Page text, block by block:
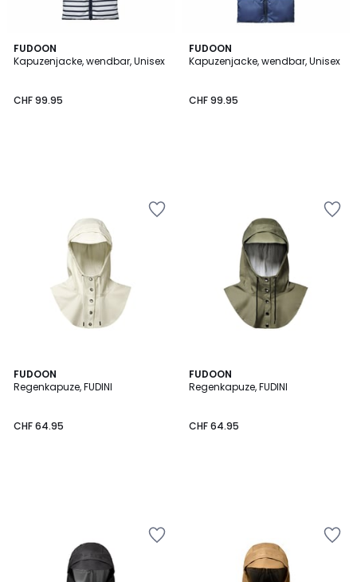
FUDOON
Kapuzenjacke, wendbar, Unisex
CHF 99.95
FUDOON
Kapuzenjacke, wendbar, Unisex
CHF 99.95
FUDOON
Regenkapuze, FUDINI
CHF 64.95
FUDOON
Regenkapuze, FUDINI
CHF 64.95